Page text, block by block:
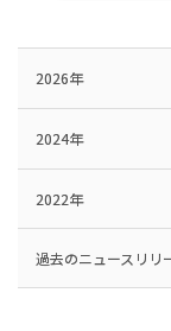
2026年
2024年
2022年
過去のニュースリリ